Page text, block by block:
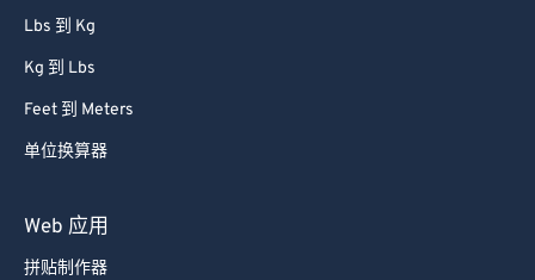
Lbs 到 Kg
Kg 到 Lbs
Feet 到 Meters
单位换算器
Web 应用
拼贴制作器